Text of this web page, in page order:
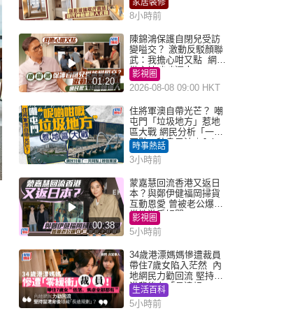
家居裝修
8小時前
01:20
陳錦鴻保護自閉兒受訪
變嗌交？ 激動反駁顏聯
武：我擔心咁又點 網民
批主持咄咄逼人
影視圈
2026-08-08 09:00 HKT
住將軍澳自帶光芒？ 嘲
屯門「垃圾地方」惹地
區大戰 網民分析「一共
同點」秒息風波｜Juicy
叮
時事熱話
3小時前
00:38
蒙嘉慧回流香港又返日
本？與鄭伊健福岡掃貨
互動恩愛 曾被老公爆在
當地游手好閒
影視圈
5小時前
34歲港漂媽媽慘遭裁員
帶住7歲女陷入茫然 內
地網民力勸回流 堅持留
港背後有「長遠規
劃」？
生活百科
5小時前